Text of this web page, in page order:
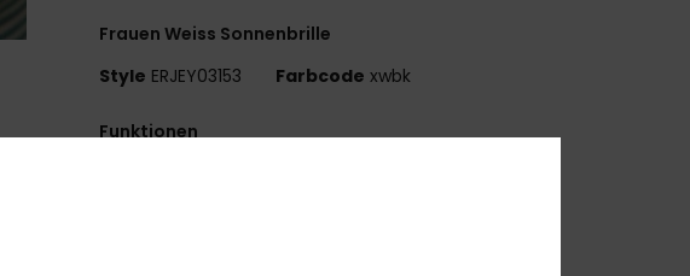
Frauen Weiss Sonnenbrille
Style ERJEY03153 Farbcode xwbk
Funktionen